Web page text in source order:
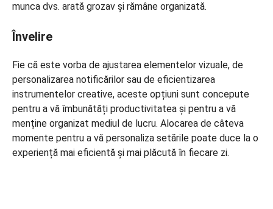
munca dvs. arată grozav și rămâne organizată.
Învelire
Fie că este vorba de ajustarea elementelor vizuale, de
personalizarea notificărilor sau de eficientizarea
instrumentelor creative, aceste opțiuni sunt concepute
pentru a vă îmbunătăți productivitatea și pentru a vă
menține organizat mediul de lucru. Alocarea de câteva
momente pentru a vă personaliza setările poate duce la o
experiență mai eficientă și mai plăcută în fiecare zi.